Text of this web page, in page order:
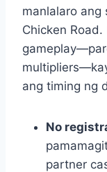
manlalaro ang
Chicken
ang timing ng
No
partner